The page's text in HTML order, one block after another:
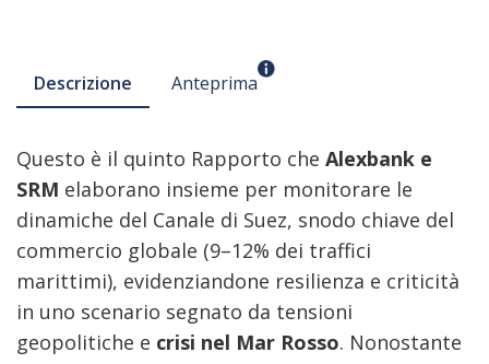
Descrizione Anteprima
Questo è il quinto Rapporto che Alexbank e
SRM elaborano insieme per monitorare le
dinamiche del Canale di Suez, snodo chiave del
commercio globale (9–12% dei traffici
marittimi), evidenziandone resilienza e criticità
in uno scenario segnato da tensioni
geopolitiche e crisi nel Mar Rosso. Nonostante